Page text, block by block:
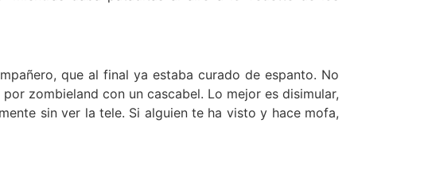
que al final ya estaba curado de espanto. No
zombieland con un cascabel. Lo mejor es disimular,
sin ver la tele. Si alguien te ha visto y hace mofa,